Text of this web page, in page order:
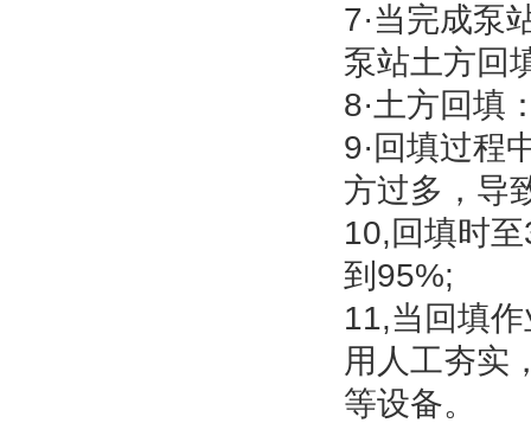
7·当完成泵
泵站土方回
8·土方回填
9·回填过程
方过多，导
10,回填时
到95%;
11,当回填
用人工夯实
等设备。